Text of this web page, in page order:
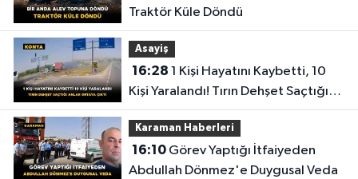
Traktör Küle Döndü
Asayiş
16:28
Kişi Yaralandı! Tırın Dehşet Saçtığı
Anlar Ortaya Çıktı
Karaman Haberleri
16:10Görev Yaptığı İtfaiyeden
Abdullah Dönmez'e Duygusal Veda